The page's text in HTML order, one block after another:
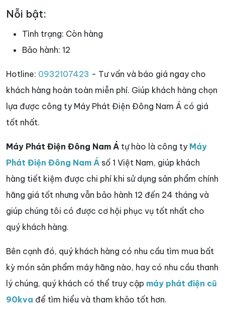
Nỗi bật:
Tình trạng: Còn hàng
Bảo hành: 12
Hotline: 0932107423 - Tư vấn và báo giá ngay cho
khách hàng hoàn toàn miễn phí. Giúp khách hàng chọn
lựa được công ty Máy Phát Điện Đông Nam Á có giá
tốt nhất.
Máy Phát Điện Đông Nam Á tự hào là công ty Máy
Phát Điện Đông Nam Á số 1 Việt Nam, giúp khách
hàng tiết kiệm được chi phí khi sử dụng sản phẩm chính
hãng giá tốt nhưng vẫn bảo hành 12 đến 24 tháng và
giúp chúng tôi có được cơ hội phục vụ tốt nhất cho
quý khách hàng.
Bên cạnh đó, quý khách hàng có nhu cầu tìm mua bất
kỳ món sản phẩm máy hãng nào, hay có nhu cầu thanh
lý chúng, quý khách có thể truy cập máy phát điện cũ
90kva để tìm hiểu và tham khảo tốt hơn.